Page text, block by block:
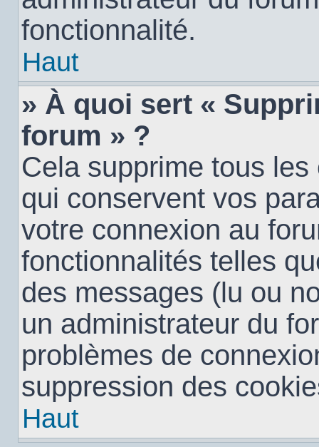
fonctionnalité.
Haut
» À quoi sert «
forum » ?
Cela supprime tous
qui conservent vos
votre connexion au
fonctionnalités telles
des messages (lu ou
un administrateur du
problèmes de
suppression des
Haut